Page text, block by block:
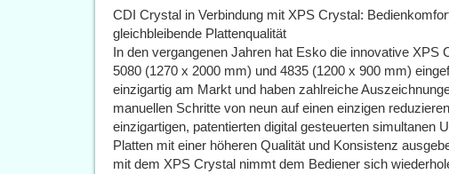
CDI Crystal in Verbindung mit XPS Crystal:
gleichbleibende Plattenqualität
In den vergangenen Jahren hat Esko die innovative XPS
5080 (1270 x 2000 mm) und 4835 (1200 x 900 mm)
einzigartig am Markt und haben zahlreiche
manuellen Schritte von neun auf einen einzigen
einzigartigen, patentierten digital gesteuerten simultanen
Platten mit einer höheren Qualität und Konsistenz
mit dem XPS Crystal nimmt dem Bediener sich